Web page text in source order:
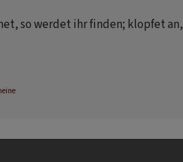
so werdet ihr finden; klopfet an,